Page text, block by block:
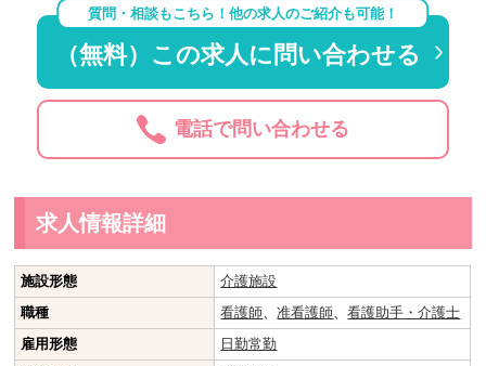
質問・相談もこちら！他の求人のご紹介も可能！
（無料）この求人に問い合わせる
電話で問い合わせる
求人情報詳細
施設形態
介護施設
職種
看護師、准看護師、看護助手・介護士
雇用形態
日勤常勤